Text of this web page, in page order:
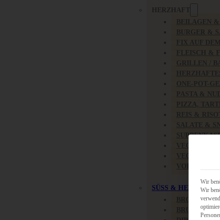
HERZHAFT
SALATE &
SÜSS & HERZHAFT
BRUNCH &
Wir
Wir